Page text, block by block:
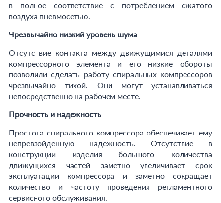
в полное соответствие с потреблением сжатого
воздуха пневмосетью.
Чрезвычайно низкий уровень шума
Отсутствие контакта между движущимися деталями
компрессорного элемента и его низкие обороты
позволили сделать работу спиральных компрессоров
чрезвычайно тихой. Они могут устанавливаться
непосредственно на рабочем месте.
Прочность и надежность
Простота спирального компрессора обеспечивает ему
непревзойденную надежность. Отсутствие в
конструкции изделия большого количества
движущихся частей заметно увеличивает срок
эксплуатации компрессора и заметно сокращает
количество и частоту проведения регламентного
сервисного обслуживания.